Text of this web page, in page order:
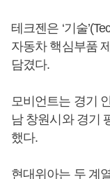
테크젠은 ‘기술
자동차 핵심부품
담겼다.
모비언트는 경기
남 창원시와 경기
했다.
현대위아는 두 계